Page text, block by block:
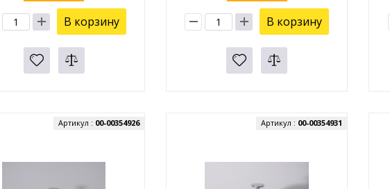
В корзину В корзину
Артикул : 00-00354926 Артикул : 00-00354931